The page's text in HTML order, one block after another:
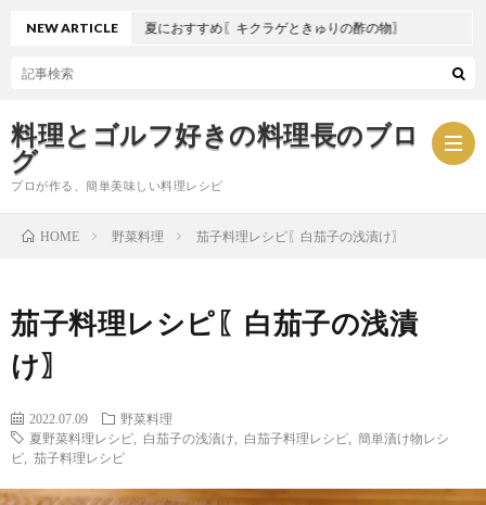
料理とゴルフ好きの料理長のブロ
グ
プロが作る、簡単美味しい料理レシピ
わ
バ
NEW ARTICLE夏におすすめ〖キクラゲときゅりの酢の物〗
HOME 野菜料理 茄子料理レシピ〖白茄子の浅漬け〗
茄子料理レシピ〖白茄子の浅漬
け〗
2022.07.09
野菜料理
夏野菜料理レシピ
白茄子の浅漬け 白茄子料理レシピ
簡単漬け物レシ
ピ
茄子料理レシピ